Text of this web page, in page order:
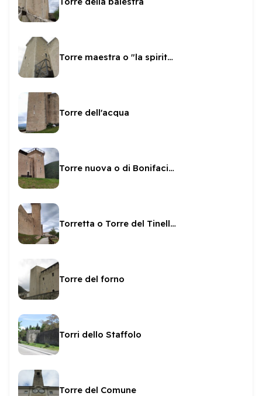
Torre maestra o "la spiritata"
Torre dell'acqua
Torre nuova o di Bonifacio IX
Torretta o Torre del Tinello o Mezzana
Torre del forno
Torri dello Staffolo
Torre del Comune